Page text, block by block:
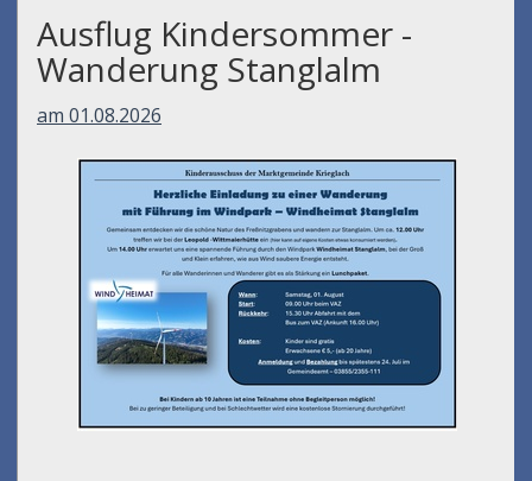
Ausflug Kindersommer -
Wanderung Stanglalm
am 01.08.2026